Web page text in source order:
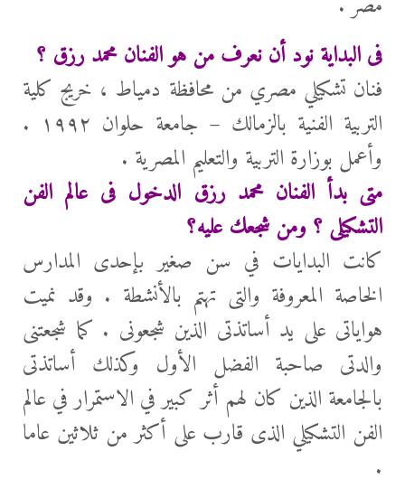
فى البداية نود أن نعرف من هو الفنان محمد رزق ؟
فنان تشكيلي مصري من محافظة دمياط ، خريج كلية
التربية الفنية بالزمالك – جامعة حلوان ١٩٩٢ .
وأعمل بوزارة التربية والتعليم المصرية .
متى بدأ الفنان محمد رزق الدخول فى عالم الفن
التشكيلى ؟ ومن شجعك عليه؟
كانت البدايات في سن صغير بإحدى المدارس
الخاصة المعروفة والتى تهتم بالأنشطة . وقد نميت
هواياتى على يد أساتذتى الذين شجعونى . كما شجعتنى
والدتى صاحبة الفضل الأول وكذلك أساتذتى
بالجامعة الذين كان لهم أثر كبير في الاستمرار في عالم
الفن التشكيلي الذى قارب على أكثر من ثلاثين عاما
.